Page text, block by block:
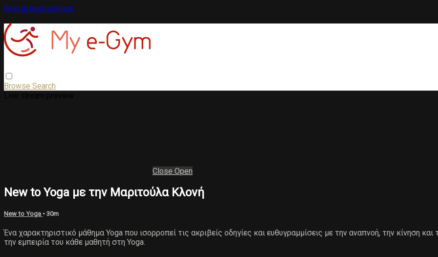
Skip to main content
Browse Search
Close Open
New to Yoga με την Μαριτούλα Κλονή
New to Yoga • 30m
Ένα χαρακτηριστικό μάθημα Yoga που ισορροπεί τις ακριβείς οδηγίες και ευθυγραμμίσεις με την αναπνοή, την κίνηση
την εμπειρία του κάθε μαθητή στη Yoga.